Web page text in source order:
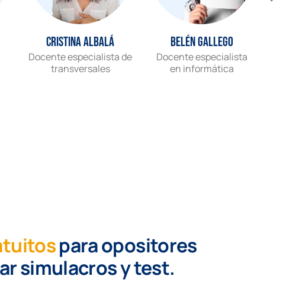
Cristina Albalá
Docente especialista de
transversales
Belén Gallego
Docente especialista
en informática
para opositores
simulacros y test.